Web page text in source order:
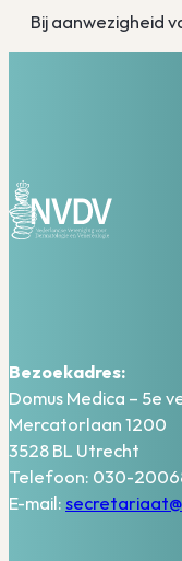
Bij aanwezigheid
Bezoekadres:
Domus Medica – 5e
Mercatorlaan 1200
3528 BL Utrecht
Telefoon: 030-
E-mail: